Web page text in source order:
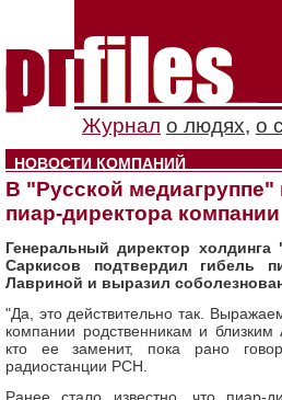
Журнал о людях, о
НОВОСТИ КОМПАНИЙ
В "Русской медиагруппе"
пиар-директора компании
Генеральный директор
Саркисов подтвердил гибель
Лавриной и выразил
"Да, это действительно так.
компании родственникам и
кто ее заменит, пока рано
радиостанции РСН.